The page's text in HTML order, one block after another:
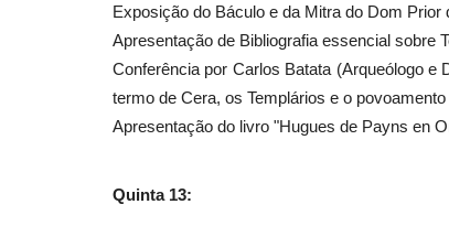
Exposição do Báculo e da Mitra do Dom Prior
Apresentação de Bibliografia essencial sobre
Conferência por Carlos Batata (Arqueólogo e
termo de Cera, os Templários e o
Apresentação do livro "Hugues de Payns en
Quinta 13: